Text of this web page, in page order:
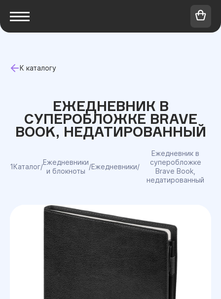
К каталогу
ЕЖЕДНЕВНИК В
СУПЕРОБЛОЖКЕ BRAVE
BOOK, НЕДАТИРОВАННЫЙ
1Каталог/
Ежедневники
и блокноты
/Ежедневники/
Ежедневник в
суперобложке
Brave Book,
недатированный